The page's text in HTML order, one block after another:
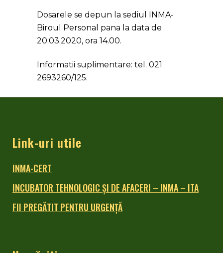
Dosarele se depun la sediul INMA-
Biroul Personal pana la data de
20.03.2020, ora 14.00.
Informatii suplimentare: tel. 021
2693260/125.
Link-uri utile
INMA-CERT
INCUBATOR TEHNOLOGIC ŞI DE AFACERI – INMA – ITA
FII PREGĂTIT PENTRU URGENȚĂ